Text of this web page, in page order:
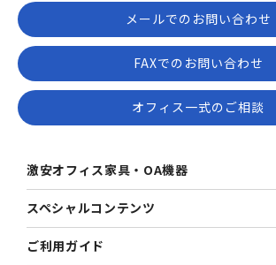
メールでのお問い合わせ
FAXでのお問い合わせ
オフィス一式のご相談
激安オフィス家具・OA機器
スペシャルコンテンツ
ご利用ガイド